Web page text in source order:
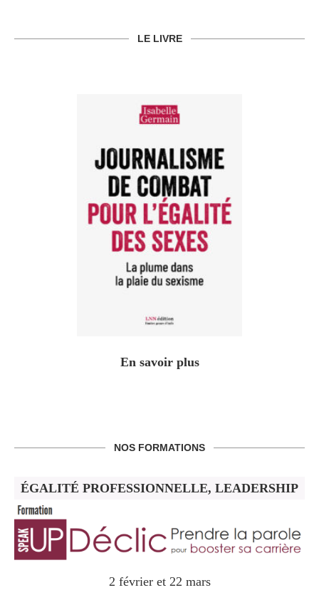
LE LIVRE
En savoir plus
NOS FORMATIONS
ÉGALITÉ PROFESSIONNELLE, LEADERSHIP
2 février et 22 mars